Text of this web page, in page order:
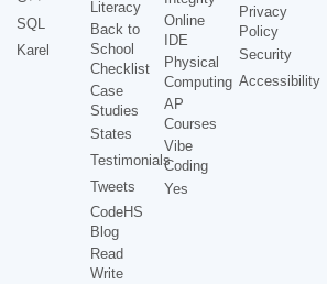
SQL
Karel
Literacy
Back to
School
Checklist
Case
Studies
States
Testimonials
Tweets
CodeHS
Blog
Read
Write
Online
IDE
Physical
Computing
AP
Courses
Vibe
Coding
Yes
Privacy
Policy
Security
Accessibility